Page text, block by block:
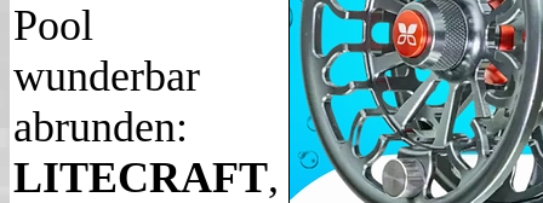
Pool
wunderbar
abrunden:
LITECRAFT,